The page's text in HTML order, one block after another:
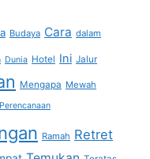
Budaya Cara dalam
Dunia Hotel Ini Jalur
Mengapa Mewah
Perencanaan
Ramah Retret